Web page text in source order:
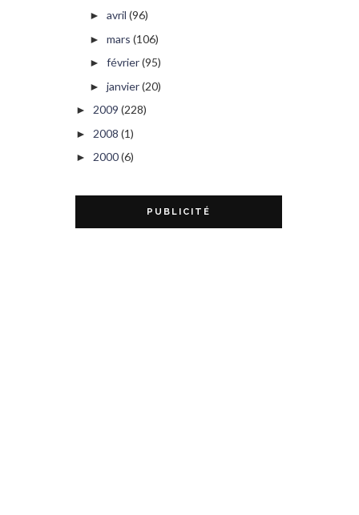
► avril (96)
► mars (106)
► février(95)
► janvier(20)
► 2009 (228)
► 2008 (1)
► 2000(6)
PUBLICITÉ